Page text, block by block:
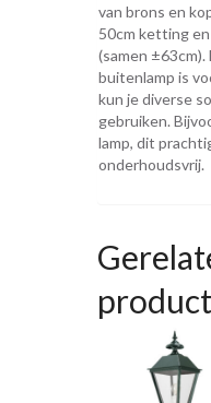
van brons en
50cm ketting
(samen
buitenlamp is
kun je diverse
gebruiken.
lamp, dit
onderhoudsvrij.